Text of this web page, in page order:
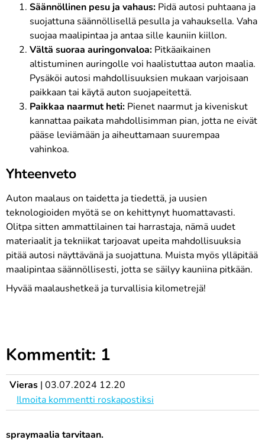
Säännöllinen pesu ja vahaus: Pidä autosi puhtaana ja
suojattuna säännöllisellä pesulla ja vahauksella. Vaha
suojaa maalipintaa ja antaa sille kauniin kiillon.
Vältä suoraa auringonvaloa: Pitkäaikainen
altistuminen auringolle voi haalistuttaa auton maalia.
Pysäköi autosi mahdollisuuksien mukaan varjoisaan
paikkaan tai käytä auton suojapeitettä.
Paikkaa naarmut heti: Pienet naarmut ja kiveniskut
kannattaa paikata mahdollisimman pian, jotta ne eivät
pääse leviämään ja aiheuttamaan suurempaa
vahinkoa.
Yhteenveto
Auton maalaus on taidetta ja tiedettä, ja uusien
teknologioiden myötä se on kehittynyt huomattavasti.
Olitpa sitten ammattilainen tai harrastaja, nämä uudet
materiaalit ja tekniikat tarjoavat upeita mahdollisuuksia
pitää autosi näyttävänä ja suojattuna. Muista myös ylläpitää
maalipintaa säännöllisesti, jotta se säilyy kauniina pitkään.
Hyvää maalaushetkeä ja turvallisia kilometrejä!
Kommentit: 1
Vieras | 03.07.2024 12.20
Ilmoita kommentti roskapostiksi
spraymaalia tarvitaan.